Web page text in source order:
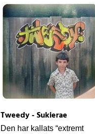
Tweedy - Sukierae
Den har kallats “extremt